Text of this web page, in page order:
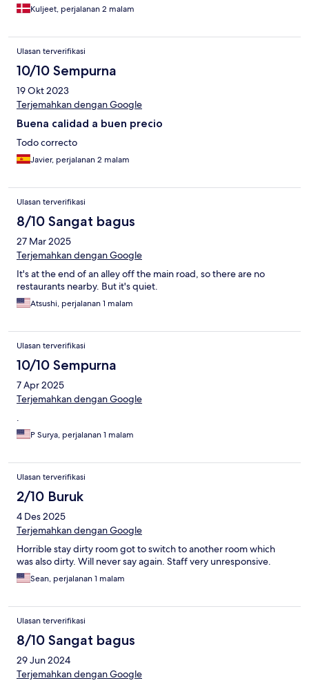
Kuljeet, perjalanan 2 malam
Ulasan terverifikasi
10/10 Sempurna
19 Okt 2023
Terjemahkan dengan Google
Buena calidad a buen precio
Todo correcto
Javier, perjalanan 2 malam
Ulasan terverifikasi
8/10 Sangat bagus
27 Mar 2025
Terjemahkan dengan Google
It's at the end of an alley off the main road, so there are no
restaurants nearby. But it's quiet.
Atsushi, perjalanan 1 malam
Ulasan terverifikasi
10/10 Sempurna
7 Apr 2025
Terjemahkan dengan Google
.
P Surya, perjalanan 1 malam
Ulasan terverifikasi
2/10 Buruk
4 Des 2025
Terjemahkan dengan Google
Horrible stay dirty room got to switch to another room which
was also dirty. Will never say again. Staff very unresponsive.
Sean, perjalanan 1 malam
Ulasan terverifikasi
8/10 Sangat bagus
29 Jun 2024
Terjemahkan dengan Google